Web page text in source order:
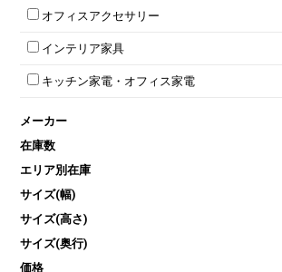
ダイヤル錠ロッカー
ワードローブ・クローゼット
会議テーブルW1800～
平行スタックテーブル
会議テーブルその他
ミーティングチェアその他
パーテーションその他
壁掛けホワイトボード
ホワイトボードその他
電話機（ビジネスフォン）
シュレッダー
スクリーン
その他OA機器
オフィスアクセサリー
チェア用台車
演台・講演台・演説台
防音パネル
コートハンガー・ポールハンガー
傘立て
食器棚・キッチンキャビネット
カタログスタンド
オフィスアクセサリーその他
インテリア家具
モールドチェア
ダイニングチェア
カウンターテーブル
センターテーブル・サイドテーブル
ベンチ・スツール
ソファ
シェルフ
ダストボックス（ゴミ箱）
インテリア家具その他
キッチン家電・オフィス家電
冷蔵庫・洗濯機
空気清浄機・加湿器
液晶テレビ・モニター類
エアコン
掃除機
季節家電
メーカー
在庫数
エリア別在庫
サイズ(幅)
サイズ(高さ)
サイズ(奥行)
価格